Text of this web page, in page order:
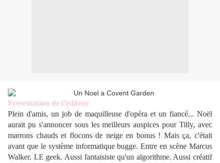
Présentation de l’éditeur
Plein d'amis, un job de maquilleuse d'opéra et un fiancé... Noël
aurait pu s'annoncer sous les meilleurs auspices pour Tilly, avec
marrons chauds et flocons de neige en bonus ! Mais ça, c'était
avant que le système informatique bugge. Entre en scène Marcus
Walker. LE geek. Aussi fantaisiste qu'un algorithme. Aussi créatif